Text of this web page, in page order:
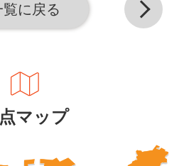
覧に戻る
マップ